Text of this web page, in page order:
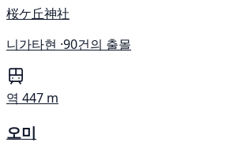
桜ケ丘神社
니가타현 ·90건의 출몰
역 447 m
오미